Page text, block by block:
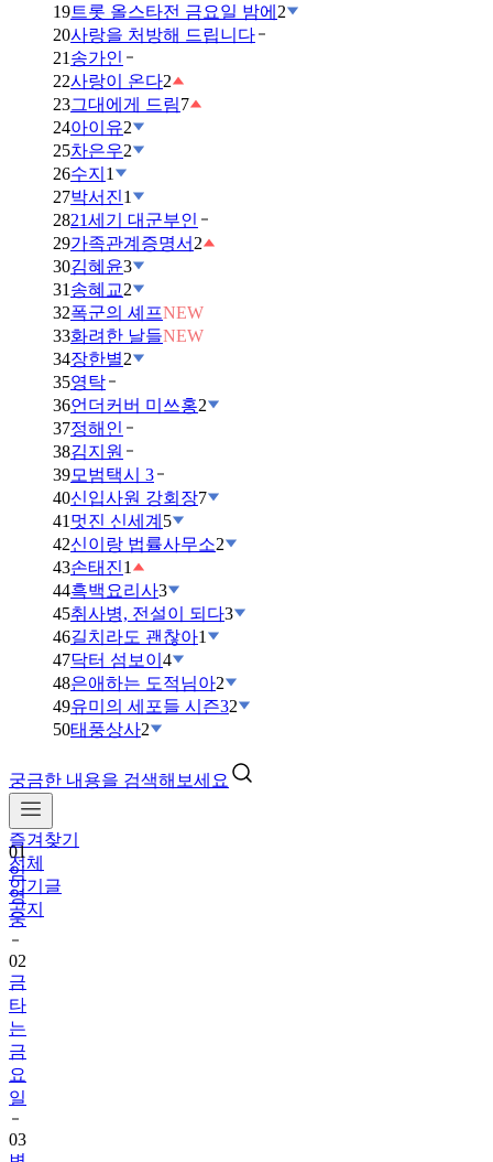
19트롯 올스타전 금요일 밤에 2
20사랑을 처방해 드립니다
21 송가인
22사랑이 온다2
23그대에게 드림7
24아이유2
25차은우2
26수지 1
27박서진1
2821세기 대군부인
29가족관계증명서 2
30김혜윤3
31 송혜교2
32폭군의 셰프NEW
33화려한 날들NEW
34장한별2
35영탁
36언더커버 미쓰홍2
37정해인
38김지원
39모범택시 3
40신입사원 강회장7
41 멋진 신세계 5
42신이랑 법률사무소2
43손태진1
44흑백요리사3
45취사병, 전설이 되다3
46길치라도 괜찮아1
47닥터 섬보이 4
48은애하는 도적님아2
49유미의 세포들 시즌32
50태풍상사2
궁금한 내용을 검색해보세요
즐겨찾기
전체
인기글
공지
01
임
영
웅
02
금
타
는
금
요
일
03